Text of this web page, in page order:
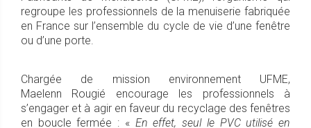
regroupe les professionnels de la menuiserie fabriquée
en France sur l’ensemble du cycle de vie d’une fenêtre
ou d’une porte.
Chargée de mission environnement UFME,
Maelenn Rougié encourage les professionnels à
s’engager et à agir en faveur du recyclage des fenêtres
en boucle fermée : « En effet, seul le PVC utilisé en